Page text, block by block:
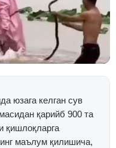
юзага келган сув
қарийб 900 та
қишлоқларга
маълум қилишича,